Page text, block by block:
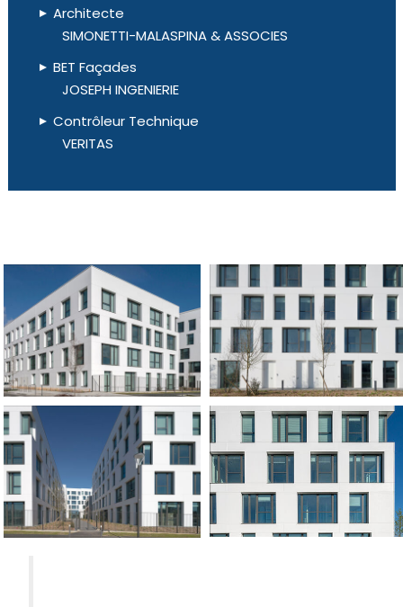
Architecte
SIMONETTI-MALASPINA & ASSOCIES
BET Façades
JOSEPH INGENIERIE
Contrôleur Technique
VERITAS